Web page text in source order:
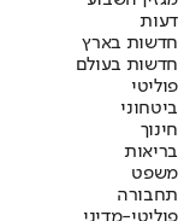
דעות
חדשות בארץ
חדשות בעולם
פוליטי
ביטחוני
חינוך
בריאות
משפט
תחבורה